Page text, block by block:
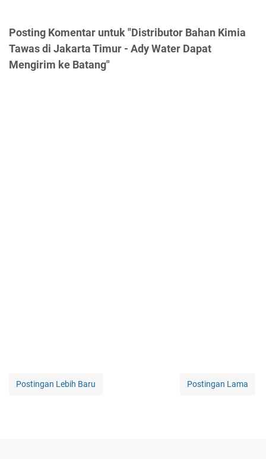
Posting Komentar untuk "Distributor Bahan Kimia
Tawas di Jakarta Timur - Ady Water Dapat
Mengirim ke Batang"
Postingan Lebih Baru Postingan Lama